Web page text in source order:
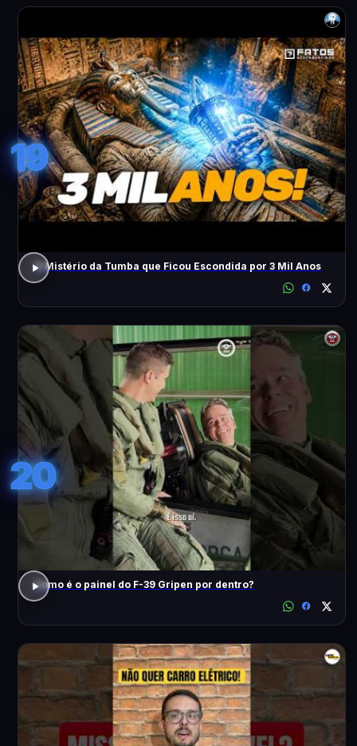
19
O Mistério da Tumba que Ficou Escondida por 3 Mil Anos
20
Como é o painel do F-39 Gripen por dentro?